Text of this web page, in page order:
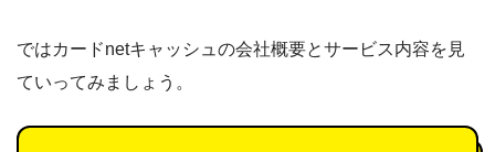
ではカードnetキャッシュの会社概要とサービス内容を見
ていってみましょう。